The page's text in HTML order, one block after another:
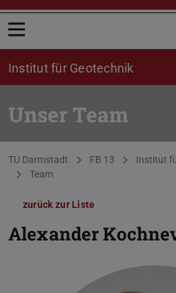
Menü öffnen
Institut für Geotechnik
Unser Team
Sie befinden sich hier:
TU Darmstadt FB 13 Institut
Team
zurück zur Liste
Alexander